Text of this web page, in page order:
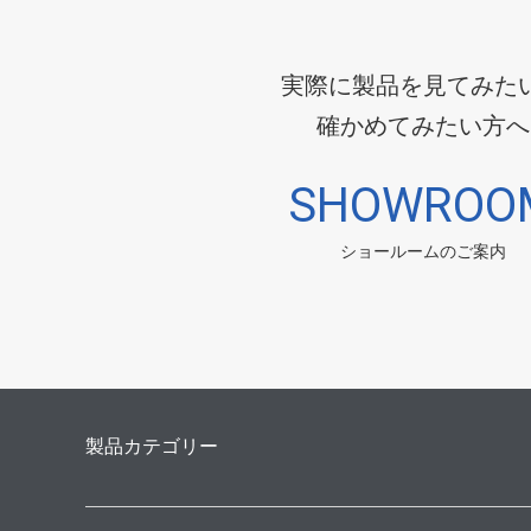
実際に製品を見てみた
確かめてみたい方へ
ショールームのご案内
製品カテゴリー